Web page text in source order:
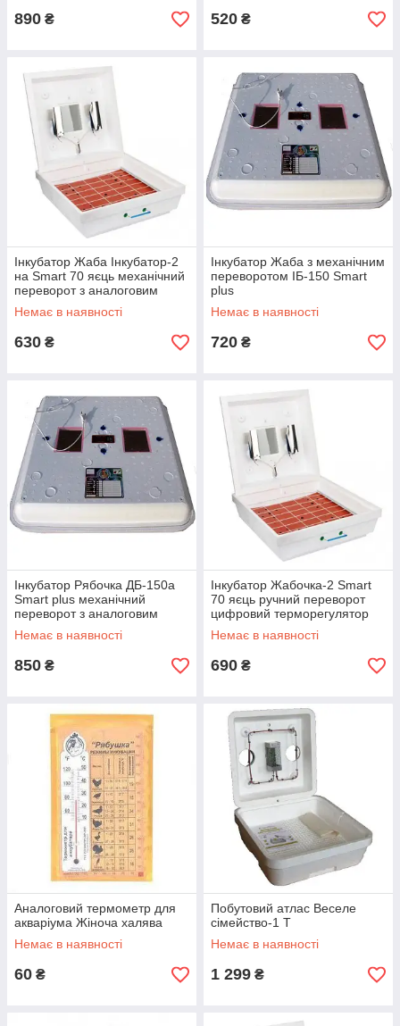
890 ₴ 520 ₴
Інкубатор Жаба Інкубатор-2
на Smart 70 яєць механічний
переворот з аналоговим
терморегулятором
Немає в наявності
630 ₴
Інкубатор Жаба з механічним
переворотом ІБ-150 Smart
plus
Немає в наявності
720 ₴
Інкубатор Рябочка ДБ-150а
Smart plus механічний
переворот з аналоговим
терморегулятором
Немає в наявності
850 ₴
Інкубатор Жабочка-2 Smart
70 яєць ручний переворот
цифровий терморегулятор
Немає в наявності
690 ₴
Аналоговий термометр для
акваріума Жіноча халява
Немає в наявності
60 ₴
Побутовий атлас Веселе
сімейство-1 Т
Немає в наявності
1 299 ₴